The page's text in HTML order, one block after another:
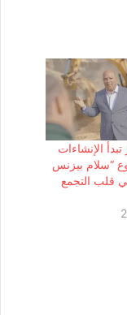
الإنشاءات
“سلام بيزنس
قلب التجمع